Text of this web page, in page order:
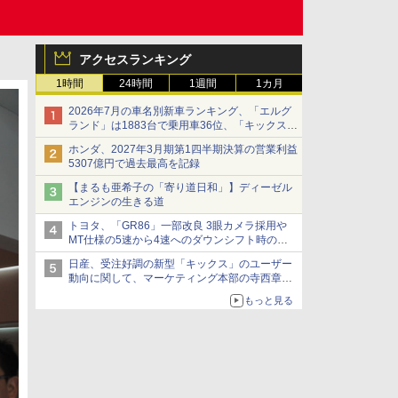
アクセスランキング
1時間 24時間 1週間 1カ月
2026年7月の車名別新車ランキング、「エルグ
ランド」は1883台で乗用車36位、「キックス」
は2591台で27位に
ホンダ、2027年3月期第1四半期決算の営業利益
5307億円で過去最高を記録
【まるも亜希子の「寄り道日和」】ディーゼル
エンジンの生きる道
トヨタ、「GR86」一部改良 3眼カメラ採用や
MT仕様の5速から4速へのダウンシフト時の操
作性向上など
日産、受注好調の新型「キックス」のユーザー
動向に関して、マーケティング本部の寺西章氏
もっと見る